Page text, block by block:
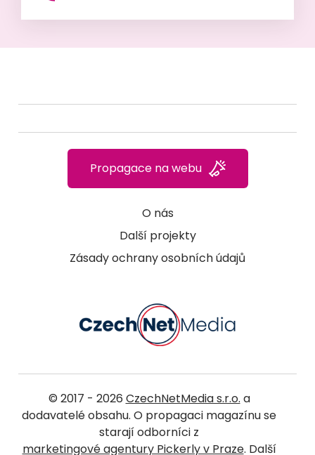
O nás
Další projekty
Zásady ochrany osobních údajů
Propagace na webu
© 2017 - 2026 CzechNetMedia s.r.o. a
dodavatelé obsahu. O propagaci magazínu se
starají odborníci z
marketingové agentury Pickerly v Praze. Další